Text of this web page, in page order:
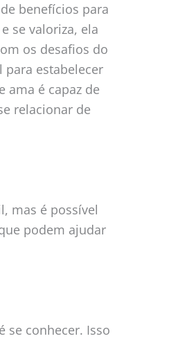
benefícios para
se valoriza, ela
os desafios do
estabelecer
ama é capaz de
relacionar de
mas é possível
podem ajudar
se conhecer. Isso